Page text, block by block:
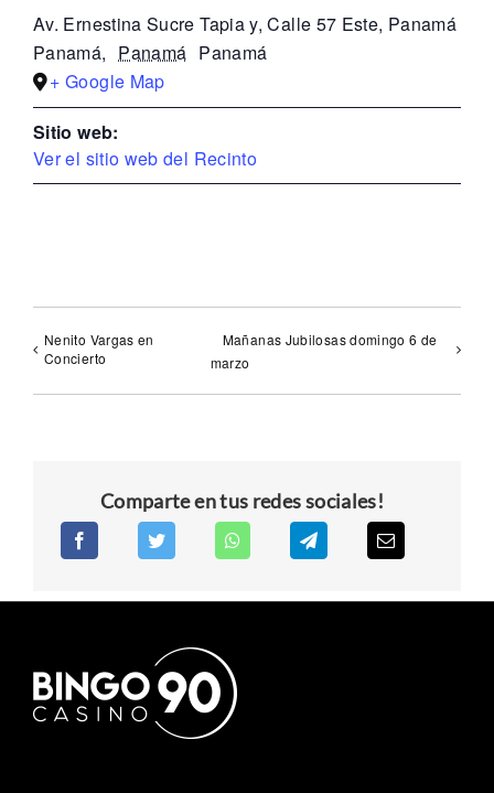
Av. Ernestina Sucre Tapia y, Calle 57 Este, Panamá
Panamá, Panamá Panamá
+ Google Map
Sitio web:
Ver el sitio web del Recinto
Nenito Vargas en
Concierto
Mañanas Jubilosas domingo 6 de
marzo
Comparte en tus redes sociales!